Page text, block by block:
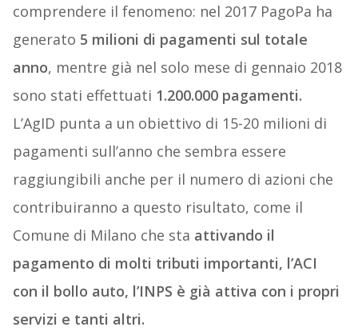
comprendere il fenomeno: nel 2017 PagoPa ha
generato 5 milioni di pagamenti sul totale
anno, mentre già nel solo mese di gennaio 2018
sono stati effettuati 1.200.000 pagamenti.
L’AgID punta a un obiettivo di 15-20 milioni di
pagamenti sull’anno che sembra essere
raggiungibili anche per il numero di azioni che
contribuiranno a questo risultato, come il
Comune di Milano che sta attivando il
pagamento di molti tributi importanti, l’ACI
con il bollo auto, l’INPS è già attiva con i propri
servizi e tanti altri.